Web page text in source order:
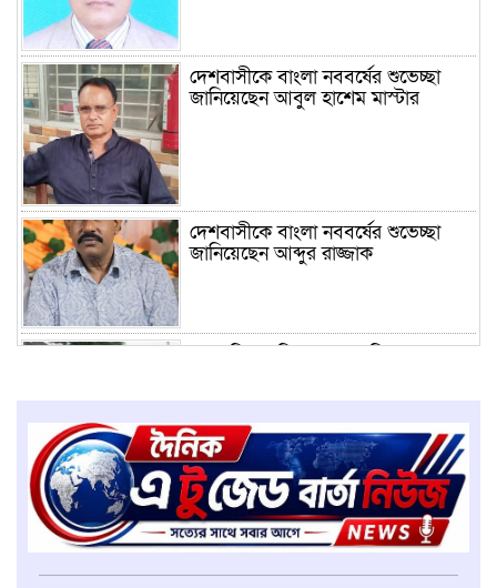
দেশবাসীকে বাংলা নববর্ষের শুভেচ্ছা
জানিয়েছেন আবুল হাশেম মাস্টার
দেশবাসীকে বাংলা নববর্ষের শুভেচ্ছা
জানিয়েছেন আব্দুর রাজ্জাক
সাংবাদিক তুহিন হত্যার প্রতিবাদে
রৌমারীতে শহীদ প্রেসিডেন্ট জিয়াউর
রহমান স্মৃতি ফুটবল টুর্ণামেন্টের উদ্বোধন
জানিয়েছেন মেহেদী হাসান বাবু